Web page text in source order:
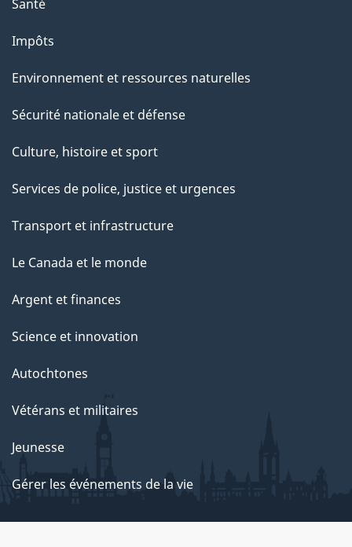
Santé
Impôts
Environnement et ressources naturelles
Sécurité nationale et défense
Culture, histoire et sport
Services de police, justice et urgences
Transport et infrastructure
Le Canada et le monde
Argent et finances
Science et innovation
Autochtones
Vétérans et militaires
Jeunesse
Gérer les événements de la vie